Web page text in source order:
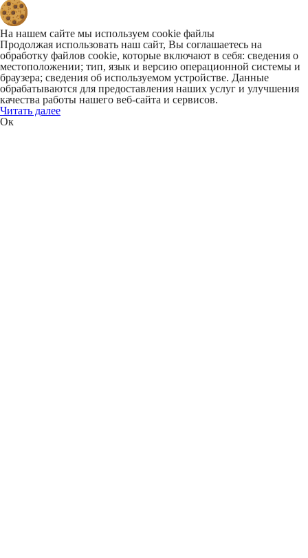
На нашем сайте мы используем cookie файлы
Продолжая использовать наш сайт, Вы соглашаетесь на
обработку файлов cookie, которые включают в себя: сведения о
местоположении; тип, язык и версию операционной системы и
браузера; сведения об используемом устройстве. Данные
обрабатываются для предоставления наших услуг и улучшения
качества работы нашего веб-сайта и сервисов.
Читать далее
Ок